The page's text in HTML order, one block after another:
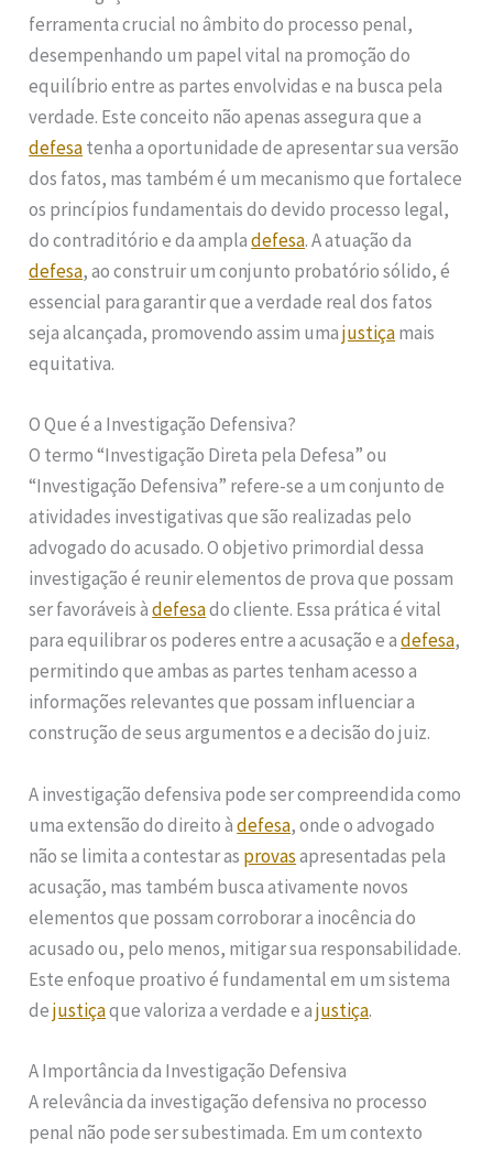
ferramenta crucial no âmbito do processo penal,
desempenhando um papel vital na promoção do
equilíbrio entre as partes envolvidas e na busca pela
verdade. Este conceito não apenas assegura que a
defesatenha a oportunidade de apresentar sua versão
dos fatos, mas também é um mecanismo que fortalece
os princípios fundamentais do devido processo legal,
do contraditório e da ampladefesa. A atuação da
defesa, ao construir um conjunto probatório sólido, é
essencial para garantir que a verdade real dos fatos
seja alcançada, promovendo assim umajustiçamais
equitativa.
O Que é a Investigação Defensiva?
O termo “Investigação Direta pela Defesa” ou
“Investigação Defensiva” refere-se a um conjunto de
atividades investigativas que são realizadas pelo
advogado do acusado. O objetivo primordial dessa
investigação é reunir elementos de prova que possam
ser favoráveis àdefesado cliente. Essa prática é vital
para equilibrar os poderes entre a acusação e adefesa,
permitindo que ambas as partes tenham acesso a
informações relevantes que possam influenciar a
construção de seus argumentos e a decisão do juiz.
A investigação defensiva pode ser compreendida como
uma extensão do direito àdefesa, onde o advogado
não se limita a contestar as provasapresentadas pela
acusação, mas também busca ativamente novos
elementos que possam corroborar a inocência do
acusado ou, pelo menos, mitigar sua responsabilidade.
Este enfoque proativo é fundamental em um sistema
dejustiçaque valoriza a verdade e ajustiça.
A Importância da Investigação Defensiva
A relevância da investigação defensiva no processo
penal não pode ser subestimada. Em um contexto